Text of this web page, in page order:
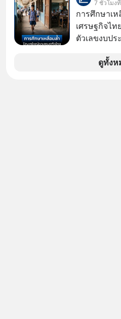
กับโรคต่างๆ
ฟันเป็นประจ
เสียชีวิต...อ
7 ชั่วโมง
การศึกษาเ
เศรษฐกิจไ
ตัวเลขงบป
รายจ่ายปร
ดูทั้งห